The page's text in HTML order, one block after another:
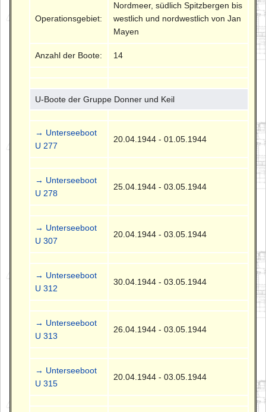
Operationsgebiet:
Nordmeer, südlich Spitzbergen bis
westlich und nordwestlich von Jan
Mayen
Anzahl der Boote: 14
U-Boote der Gruppe Donner und Keil
→ Unterseeboot
U 277
20.04.1944 - 01.05.1944
→ Unterseeboot
U 278
25.04.1944 - 03.05.1944
→ Unterseeboot
U 307
20.04.1944 - 03.05.1944
→ Unterseeboot
U 312
30.04.1944 - 03.05.1944
→ Unterseeboot
U 313
26.04.1944 - 03.05.1944
→ Unterseeboot
U 315
20.04.1944 - 03.05.1944